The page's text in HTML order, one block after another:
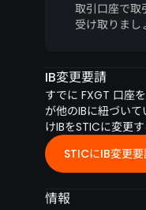
取引口座で取
受け取りまし
IB変更要請
すでに FXGT 口座
が他のIBに紐づい
けIBをSTICに変更
STICにIB変更
情報